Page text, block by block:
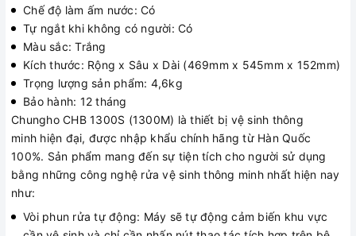
Chế độ làm ấm nước: Có
Tự ngắt khi không có người: Có
Màu sắc: Trắng
Kích thước: Rộng x Sâu x Dài (469mm x 545mm x 152mm)
Trọng lượng sản phẩm: 4,6kg
Bảo hành: 12 tháng
Chungho CHB 1300S (1300M) là thiết bị vệ sinh thông
minh hiện đại, được nhập khẩu chính hãng từ Hàn Quốc
100%. Sản phẩm mang đến sự tiện tích cho người sử dụng
bằng những công nghệ rửa vệ sinh thông minh nhất hiện nay
như:
Vòi phun rửa tự động: Máy sẽ tự động cảm biến khu vực